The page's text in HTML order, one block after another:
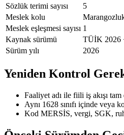
Sözlük terimi sayısı
5
Meslek kolu
Meslek eşleşmesi sayısı 1
Kaynak sürümü
TÜİK 2026
Sürüm yılı
2026
Yeniden Kontrol
Faaliyet adı ile fiili iş akışı
Aynı 1628 sınıfı içinde veya
Kod MERSİS, vergi, SGK,